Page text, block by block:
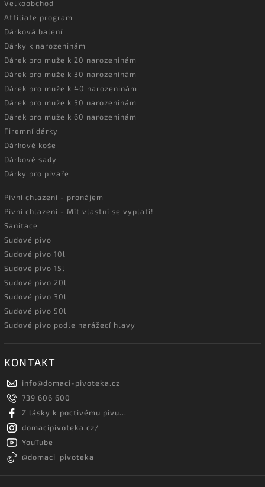
Velkoobchod
Affiliate program
Dárková balení
Dárky k narozeninám
Dárek pro muže k 20 narozeninám
Dárek pro muže k 30 narozeninám
Dárek pro muže k 40 narozeninám
Dárek pro muže k 50 narozeninám
Dárek pro muže k 60 narozeninám
Firemní dárky
Dárkové koše
Dárkové sady
Dárky pro pivaře
Pivní chlazení - pronájem
Pivní chlazení - Mít vlastní se vyplatí!
Sanitace
Sudové pivo
Sudové pivo 10l
Sudové pivo 15l
Sudové pivo 20l
Sudové pivo 30l
Sudové pivo 50l
Sudové pivo podle narážecí hlavy
KONTAKT
info@domaci-pivoteka.cz
739 606 600
Z lásky k poctivému pivu...
domacipivoteka.cz/
YouTube
@domaci_pivoteka